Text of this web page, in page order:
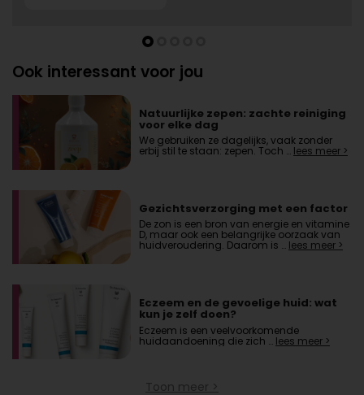
Ook interessant voor jou
Natuurlijke zepen: zachte reiniging
voor elke dag
We gebruiken ze dagelijks, vaak zonder
erbij stil te staan: zepen. Toch … lees meer >
Gezichtsverzorging met een factor
De zon is een bron van energie en vitamine
D, maar ook een belangrijke oorzaak van
huidveroudering. Daarom is … lees meer >
Eczeem en de gevoelige huid: wat
kun je zelf doen?
Eczeem is een veelvoorkomende
huidaandoening die zich … lees meer >
Toon meer >